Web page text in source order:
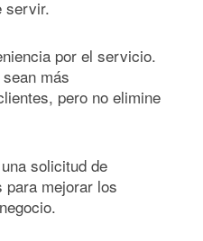
servir.
por el servicio.
más
pero no elimine
solicitud de
mejorar los